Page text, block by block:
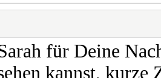
für Deine
kannst, kurze